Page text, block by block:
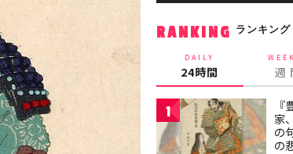
RANKING ランキング
DAILY
24時間 週
1
家
の
の